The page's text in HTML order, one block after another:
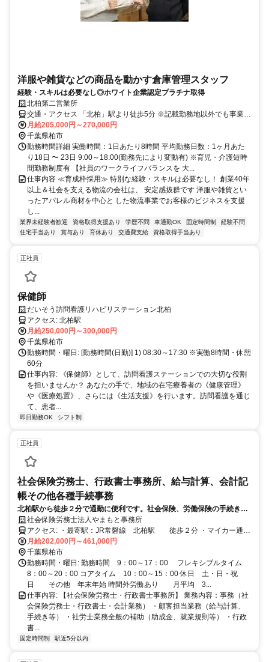
洋服や雑貨などの商品を動かす倉庫管理スタッフ
経験・スキルは必要なし◎ホワイト企業認定プラチナ取得
北柏第二営業所
交通・アクセス 「北柏」駅より徒歩5分 ※記載勤務地以外でも事業展
開中の東京都大井、青梅エリアの協力会社で勤務する場合もありま
す。
月給205,000円～270,000円
千葉県柏市
勤務時間詳細 実働時間：1日あたり8時間 平均勤務日数：1ヶ月あた
り18日 〜 23日 9:00～18:00(勤務先により変動有) ※育児・介護短時
間勤務制度有 【社員のワークライフバランスを 大...
仕事内容 ≪育成枠採用≫ 特別な経験・スキルは必要なし！ 創業40年
以上＆社会を支える物流の会社は、 安定感抜群です 洋服や雑貨とい
ったアパレル商材を中心と した物流事業でお客様のビジネスを支援
し...
業界未経験者歓迎 資格取得支援あり 学歴不問 車通勤OK 固定時間制
経験不問
住宅手当あり
賞与あり 育休あり 交通費支給 資格取得手当あり
正社員
保健師
だいそう訪問看護リハビリステーション北柏
アクセス: 北柏駅
月給250,000円～300,000円
千葉県柏市
勤務時間・曜日: [勤務時間(日勤)] 1) 08:30～17:30 ※実働8時間・休憩
60分
仕事内容: 《保健師》として、訪問看護ステーションでの大切な役割
を担いませんか？ あなたの手で、地域の在宅療養者の《健康管理》
や《医療処置》、さらには《生活支援》を行います。訪問看護を通じ
て、患者...
即日勤務OK シフト制
正社員
社会保険労務士、行政書士事務所、給与計算、会計記
帳その他各種手続事務
北柏駅から徒歩２分で通勤に便利です。社会保険、労働保険の手続きな
どの社労士業務と給与計算のほか、各種許認可申請などの行政書士業
務、会計記帳代行業務など総合的にお客様をサポートしています。
社会保険労務士法人やまもと事務所
アクセス: ・最寄駅：JR常磐線 北柏駅 徒歩２分 ・マイカー通勤
可（応相談） ※駐車場負担 月額4,000円あり
月給202,000円～461,000円
千葉県柏市
勤務時間・曜日: 勤務時間 9：00～17：00 フレキシブルタイム
8：00～20：00 コアタイム 10：00～15：00 休日 土・日・祝
日 その他 年末年始 時間外労働あり 月平均 3...
仕事内容: 【社会保険労務士・行政書士事務所】 業務内容：事務（社
会保険労務士・行政書士・会計業務） ・顧客担当業務（給与計算、
手続き等） ・社労士業務全般の補助（助成金、就業規則等） ・行政
書...
固定時間制 駅近5分以内